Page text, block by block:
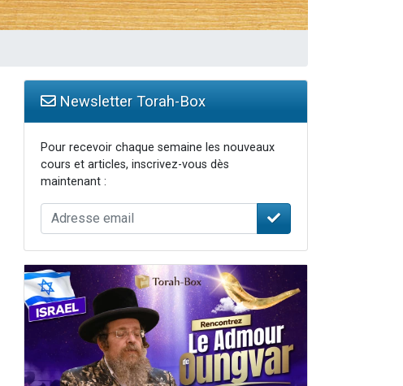
Newsletter Torah-Box
Pour recevoir chaque semaine les nouveaux
cours et articles, inscrivez-vous dès
maintenant :